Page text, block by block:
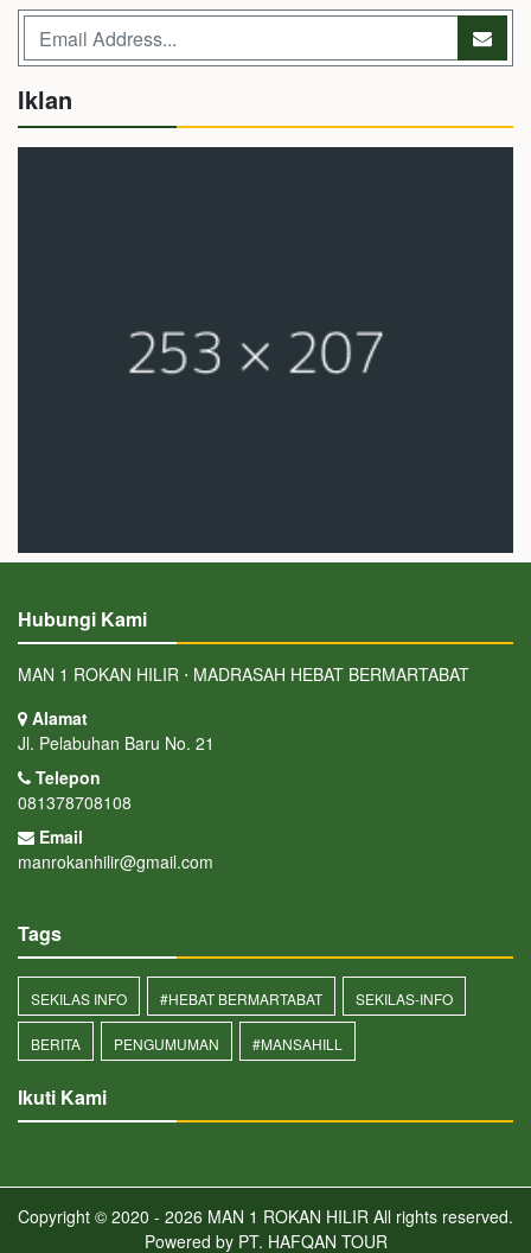
Iklan
Hubungi Kami
MAN 1 ROKAN HILIR ⋅ MADRASAH HEBAT BERMARTABAT
Alamat
Jl. Pelabuhan Baru No. 21
Telepon
081378708108
Email
manrokanhilir@gmail.com
Tags
SEKILAS INFO #HEBAT BERMARTABAT SEKILAS-INFO
BERITA PENGUMUMAN #MANSAHILL
Ikuti Kami
Copyright © 2020 - 2026 MAN 1 ROKAN HILIR All rights reserved.
Powered by PT. HAFQAN TOUR